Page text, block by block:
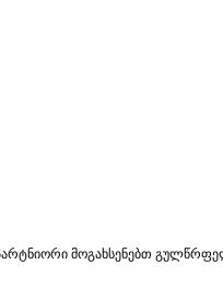
მოგახსენებთ